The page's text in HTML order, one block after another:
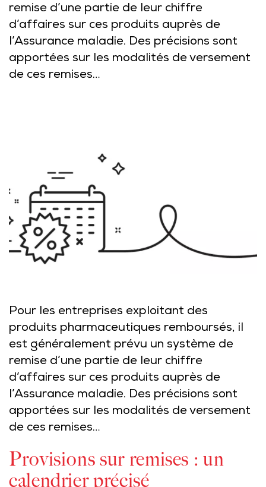
remise d’une partie de leur chiffre
d’affaires sur ces produits auprès de
l’Assurance maladie. Des précisions sont
apportées sur les modalités de versement
de ces remises…
Pour les entreprises exploitant des
produits pharmaceutiques remboursés, il
est généralement prévu un système de
remise d’une partie de leur chiffre
d’affaires sur ces produits auprès de
l’Assurance maladie. Des précisions sont
apportées sur les modalités de versement
de ces remises…
Provisions sur remises : un
calendrier précisé